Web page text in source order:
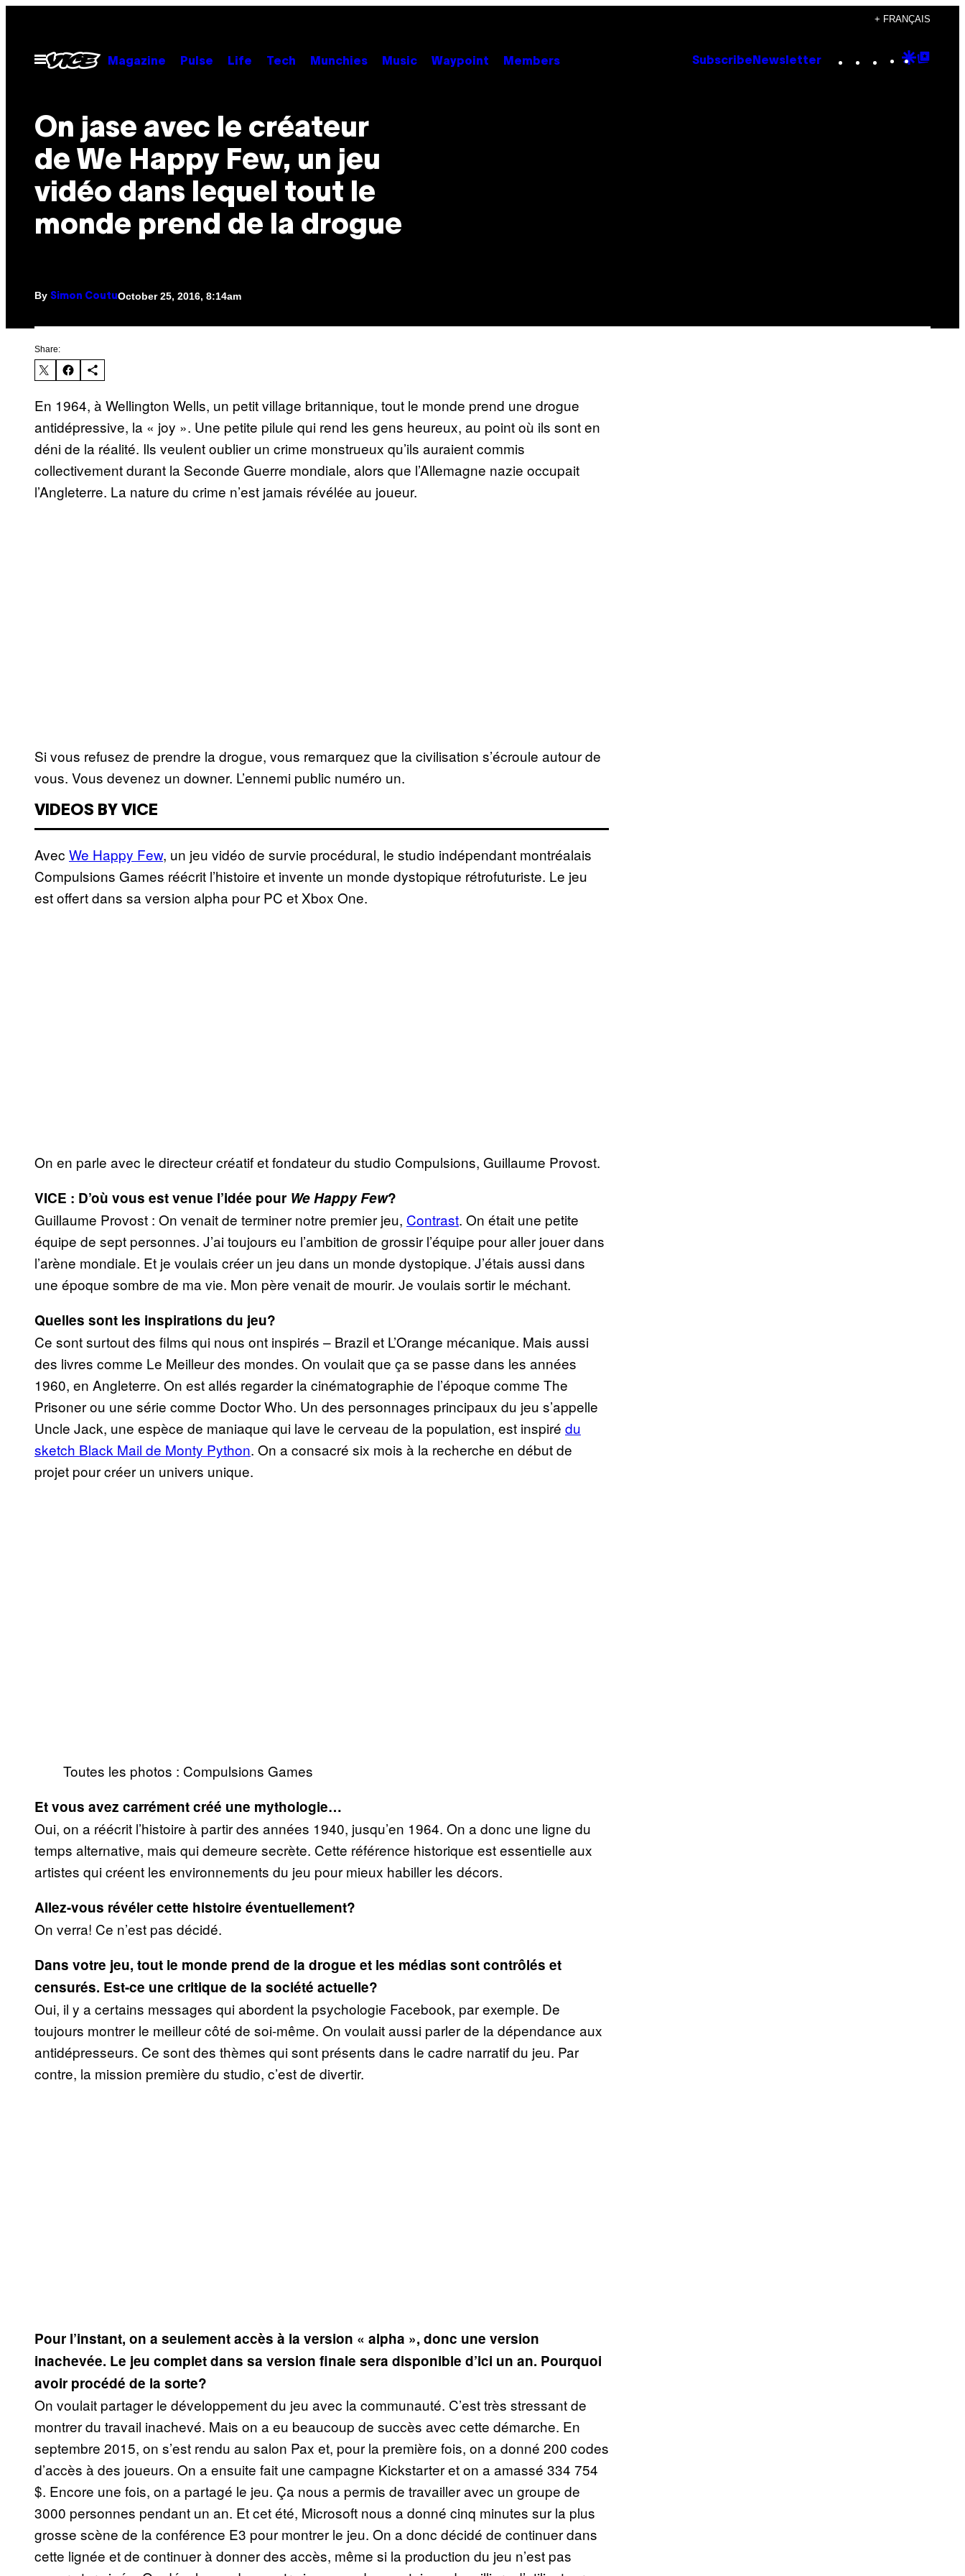
content
+ FRANÇAIS
Open
Menu
Magazine Pulse Life Tech Munchies Music Waypoint Members Subscribe Newsletter Instagram
TikTok
YouTube
Google
On jase avec le créateur
de We Happy Few, un jeu
vidéo dans lequel tout le
monde prend de la drogue
By Simon Coutu October 25, 2016, 8:14am
Share:
En 1964, à Wellington Wells, un petit village britannique, tout le monde prend une drogue
antidépressive, la « joy ». Une petite pilule qui rend les gens heureux, au point où ils sont en
déni de la réalité. Ils veulent oublier un crime monstrueux qu’ils auraient commis
collectivement durant la Seconde Guerre mondiale, alors que l’Allemagne nazie occupait
l’Angleterre. La nature du crime n’est jamais révélée au joueur.
Si vous refusez de prendre la drogue, vous remarquez que la civilisation s’écroule autour de
vous. Vous devenez un downer. L’ennemi public numéro un.
VIDEOS BY VICE
Avec We Happy Few, un jeu vidéo de survie procédural, le studio indépendant montréalais
Compulsions Games réécrit l’histoire et invente un monde dystopique rétrofuturiste. Le jeu
est offert dans sa version alpha pour PC et Xbox One.
On en parle avec le directeur créatif et fondateur du studio Compulsions, Guillaume Provost.
VICE : D’où vous est venue l’idée pour We Happy Few?
Guillaume Provost : On venait de terminer notre premier jeu, Contrast. On était une petite
équipe de sept personnes. J’ai toujours eu l’ambition de grossir l’équipe pour aller jouer dans
l’arène mondiale. Et je voulais créer un jeu dans un monde dystopique. J’étais aussi dans
une époque sombre de ma vie. Mon père venait de mourir. Je voulais sortir le méchant.
Quelles sont les inspirations du jeu?
Ce sont surtout des films qui nous ont inspirés – Brazil et L’Orange mécanique. Mais aussi
des livres comme Le Meilleur des mondes. On voulait que ça se passe dans les années
1960, en Angleterre. On est allés regarder la cinématographie de l’époque comme The
Prisoner ou une série comme Doctor Who. Un des personnages principaux du jeu s’appelle
Uncle Jack, une espèce de maniaque qui lave le cerveau de la population, est inspiré du
sketch Black Mail de Monty Python. On a consacré six mois à la recherche en début de
projet pour créer un univers unique.
Toutes les photos : Compulsions Games
Et vous avez carrément créé une mythologie…
Oui, on a réécrit l’histoire à partir des années 1940, jusqu’en 1964. On a donc une ligne du
temps alternative, mais qui demeure secrète. Cette référence historique est essentielle aux
artistes qui créent les environnements du jeu pour mieux habiller les décors.
Allez-vous révéler cette histoire éventuellement?
On verra! Ce n’est pas décidé.
Dans votre jeu, tout le monde prend de la drogue et les médias sont contrôlés et
censurés. Est-ce une critique de la société actuelle?
Oui, il y a certains messages qui abordent la psychologie Facebook, par exemple. De
toujours montrer le meilleur côté de soi-même. On voulait aussi parler de la dépendance aux
antidépresseurs. Ce sont des thèmes qui sont présents dans le cadre narratif du jeu. Par
contre, la mission première du studio, c’est de divertir.
Pour l’instant, on a seulement accès à la version « alpha », donc une version
inachevée. Le jeu complet dans sa version finale sera disponible d’ici un an. Pourquoi
avoir procédé de la sorte?
On voulait partager le développement du jeu avec la communauté. C’est très stressant de
montrer du travail inachevé. Mais on a eu beaucoup de succès avec cette démarche. En
septembre 2015, on s’est rendu au salon Pax et, pour la première fois, on a donné 200 codes
d’accès à des joueurs. On a ensuite fait une campagne Kickstarter et on a amassé 334 754
$. Encore une fois, on a partagé le jeu. Ça nous a permis de travailler avec un groupe de
3000 personnes pendant un an. Et cet été, Microsoft nous a donné cinq minutes sur la plus
grosse scène de la conférence E3 pour montrer le jeu. On a donc décidé de continuer dans
cette lignée et de continuer à donner des accès, même si la production du jeu n’est pas